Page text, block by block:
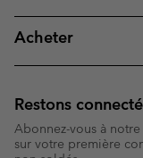
Acheter
Restons
Abonnez-vous à
sur votre première